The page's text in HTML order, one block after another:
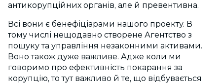
антикорупційних органів, але й превентивна.
Всі вони є бенефіціарами нашого проекту. В
тому числі нещодавно створене Агентство з
пошуку та управління незаконними активами.
Воно також дуже важливе. Адже коли ми
говоримо про ефективність покарання за
корупцію, то тут важливо й те, що відбувається